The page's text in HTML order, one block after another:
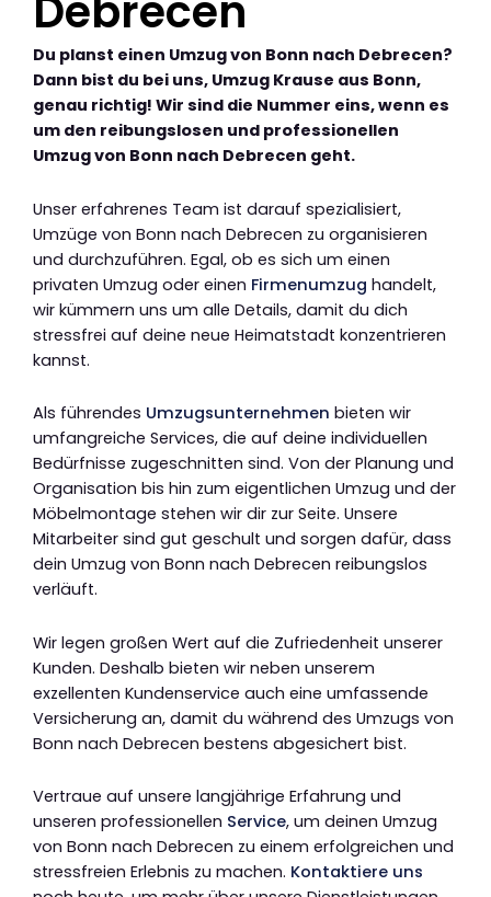
Debrecen
Du planst einen Umzug von Bonn nach Debrecen?
Dann bist du bei uns, Umzug Krause aus Bonn,
genau richtig! Wir sind die Nummer eins, wenn es
um den reibungslosen und professionellen
Umzug von Bonn nach Debrecen geht.
Unser erfahrenes Team ist darauf spezialisiert,
Umzüge von Bonn nach Debrecen zu organisieren
und durchzuführen. Egal, ob es sich um einen
privaten Umzug oder einen Firmenumzug handelt,
wir kümmern uns um alle Details, damit du dich
stressfrei auf deine neue Heimatstadt konzentrieren
kannst.
Als führendes Umzugsunternehmen bieten wir
umfangreiche Services, die auf deine individuellen
Bedürfnisse zugeschnitten sind. Von der Planung und
Organisation bis hin zum eigentlichen Umzug und der
Möbelmontage stehen wir dir zur Seite. Unsere
Mitarbeiter sind gut geschult und sorgen dafür, dass
dein Umzug von Bonn nach Debrecen reibungslos
verläuft.
Wir legen großen Wert auf die Zufriedenheit unserer
Kunden. Deshalb bieten wir neben unserem
exzellenten Kundenservice auch eine umfassende
Versicherung an, damit du während des Umzugs von
Bonn nach Debrecen bestens abgesichert bist.
Vertraue auf unsere langjährige Erfahrung und
unseren professionellen Service, um deinen Umzug
von Bonn nach Debrecen zu einem erfolgreichen und
stressfreien Erlebnis zu machen. Kontaktiere uns